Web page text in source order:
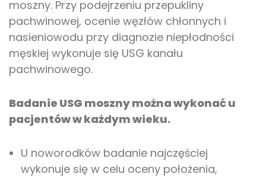
moszny. Przy podejrzeniu przepukliny
pachwinowej, ocenie węzłów chłonnych i
nasieniowodu przy diagnozie niepłodności
męskiej wykonuje się USG kanału
pachwinowego.
Badanie USG moszny można wykonać u
pacjentów w każdym wieku.
U noworodków badanie najczęściej
wykonuje się w celu oceny położenia,